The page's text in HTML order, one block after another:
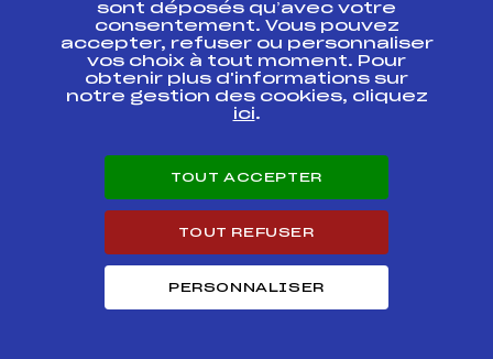
Antidopage
Pôle Développement, Formation, Suivi
Scientifique
Listes ministérielles
Pôle vie de l’athlète
Enseignement professionnel
Carrières
sont déposés qu’avec votre
consentement. Vous pouvez
accepter, refuser ou personnaliser
vos choix à tout moment. Pour
obtenir plus d'informations sur
notre gestion des cookies, cliquez
ici.
TOUT ACCEPTER
TOUT REFUSER
PERSONNALISER